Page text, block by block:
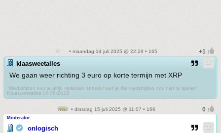
• maandag 14 juli 2025 @ 22:29 • 165
klaasweetalles
We gaan weer richting 3 euro op korte termijn met XRP
"Wedstrijden kun je altijd verliezen anders hoef je die wedstrijden ook niet te spelen"
Klaasweetalles 14-08-2018
• dinsdag 15 juli 2025 @ 11:07 • 166
Moderator
onlogisch